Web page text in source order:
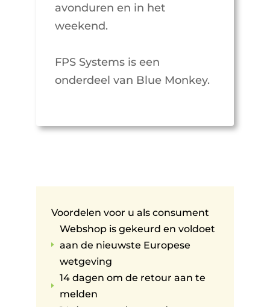
avonduren en in het
weekend.
FPS Systems is een
onderdeel van Blue Monkey.
Voordelen voor u als consument
E
Webshop is gekeurd en voldoet
aan de nieuwste Europese
wetgeving
E
14 dagen om de retour aan te
melden